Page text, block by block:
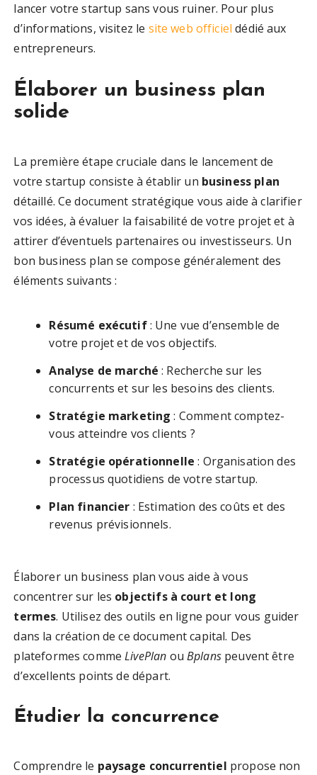
lancer votre startup sans vous ruiner. Pour plus
d’informations, visitez le site web officiel dédié aux
entrepreneurs.
Élaborer un business plan
solide
La première étape cruciale dans le lancement de
votre startup consiste à établir un business plan
détaillé. Ce document stratégique vous aide à clarifier
vos idées, à évaluer la faisabilité de votre projet et à
attirer d’éventuels partenaires ou investisseurs. Un
bon business plan se compose généralement des
éléments suivants :
Résumé exécutif: Une vue d’ensemble de
votre projet et de vos objectifs.
Analyse de marché : Recherche sur les
concurrents et sur les besoins des clients.
Stratégie marketing : Comment comptez-
vous atteindre vos clients ?
Stratégie opérationnelle : Organisation des
processus quotidiens de votre startup.
Plan financier : Estimation des coûts et des
revenus prévisionnels.
Élaborer un business plan vous aide à vous
concentrer sur les objectifs à court et long
termes. Utilisez des outils en ligne pour vous guider
dans la création de ce document capital. Des
plateformes commeLivePlan ou Bplanspeuvent être
d’excellents points de départ.
Étudier la concurrence
Comprendre le paysage concurrentiel propose non